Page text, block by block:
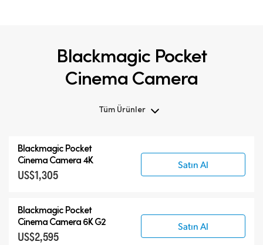
Blackmagic Pocket
Cinema Camera
Tüm Ürünler
Blackmagic Pocket Cinema Camera
Aksesuarlar
Blackmagic Pocket
Cinema Camera 4K
US$1,305
Satın Al
Blackmagic Pocket
Cinema Camera 6K G2
US$2,595
Satın Al